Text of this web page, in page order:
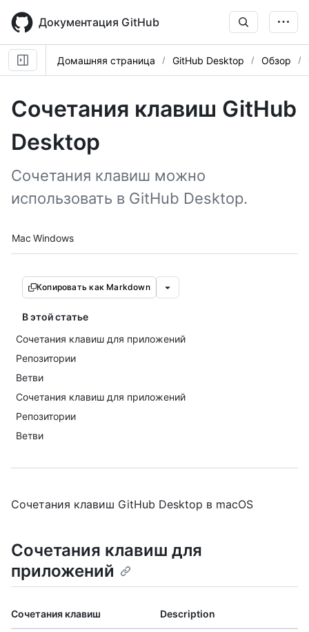
main
content
Документация GitHub
Домашняя страница GitHub Desktop Обзор
Сочетания клавиш GitHub
Desktop
Сочетания клавиш можно
использовать в GitHub Desktop.
Platform navigation
Mac Windows
Копировать как Markdown
В этой статье
Сочетания клавиш для приложений
Репозитории
Ветви
Сочетания клавиш для приложений
Репозитории
Ветви
Сочетания клавиш GitHub Desktop в macOS
Сочетания клавиш для
приложений
Сочетания клавиш Description